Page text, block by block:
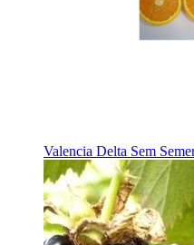
Valencia Delta Sem